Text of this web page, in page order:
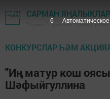
САРМАН
"Сарман" газетасы - Сарман
КОНКУРСЛАР ҺӘМ
"Иң матур кош
Шәфыйгуллина
5